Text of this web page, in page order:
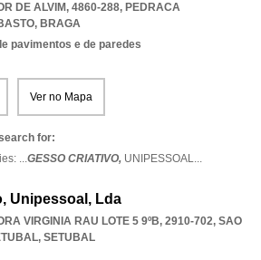
DE ALVIM, 4860-288, PEDRACA
, BRAGA
pavimentos e de paredes
Ver no Mapa
for:
...GESSO CRIATIVO, UNIPESSOAL...
Unipessoal, Lda
VIRGINIA RAU LOTE 5 9ºB, 2910-702, SAO
, SETUBAL